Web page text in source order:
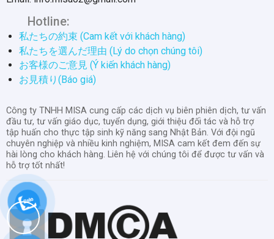
Hotline:
私たちの約束 (Cam kết với khách hàng)
私たちを選んだ理由 (Lý do chọn chúng tôi)
お客様のご意見 (Ý kiến khách hàng)
お見積り(Báo giá)
Công ty TNHH MISA cung cấp các dịch vụ biên phiên dịch, tư vấn
đầu tư, tư vấn giáo dục, tuyển dụng, giới thiệu đối tác và hỗ trợ
tập huấn cho thực tập sinh kỹ năng sang Nhật Bản. Với đội ngũ
chuyên nghiệp và nhiều kinh nghiệm, MISA cam kết đem đến sự
hài lòng cho khách hàng. Liên hệ với chúng tôi để được tư vấn và
hỗ trợ tốt nhất!